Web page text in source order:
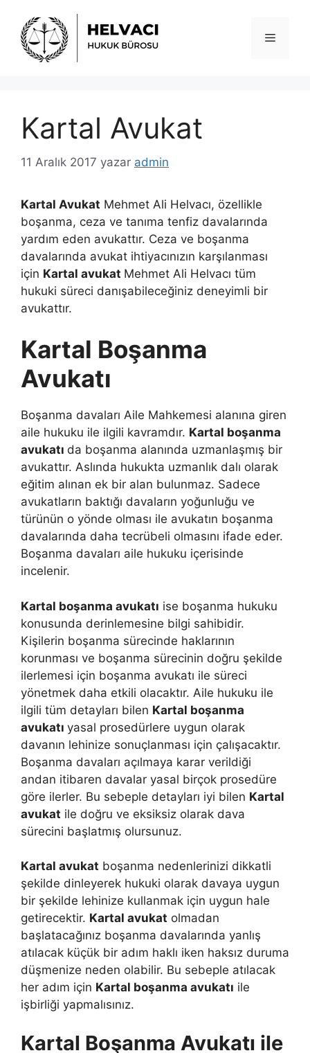
Menü
Kartal Avukat
11 Aralık 2017 yazar admin
Kartal Avukat Mehmet Ali Helvacı, özellikle
boşanma, ceza ve tanıma tenfiz davalarında
yardım eden avukattır. Ceza ve boşanma
davalarında avukat ihtiyacınızın karşılanması
için Kartal avukat Mehmet Ali Helvacı tüm
hukuki süreci danışabileceğiniz deneyimli bir
avukattır.
Kartal Boşanma
Avukatı
Boşanma davaları Aile Mahkemesi alanına giren
aile hukuku ile ilgili kavramdır. Kartal boşanma
avukatı da boşanma alanında uzmanlaşmış bir
avukattır. Aslında hukukta uzmanlık dalı olarak
eğitim alınan ek bir alan bulunmaz. Sadece
avukatların baktığı davaların yoğunluğu ve
türünün o yönde olması ile avukatın boşanma
davalarında daha tecrübeli olmasını ifade eder.
Boşanma davaları aile hukuku içerisinde
incelenir.
Kartal boşanma avukatı ise boşanma hukuku
konusunda derinlemesine bilgi sahibidir.
Kişilerin boşanma sürecinde haklarının
korunması ve boşanma sürecinin doğru şekilde
ilerlemesi için boşanma avukatı ile süreci
yönetmek daha etkili olacaktır. Aile hukuku ile
ilgili tüm detayları bilen Kartal boşanma
avukatı yasal prosedürlere uygun olarak
davanın lehinize sonuçlanması için çalışacaktır.
Boşanma davaları açılmaya karar verildiği
andan itibaren davalar yasal birçok prosedüre
göre ilerler. Bu sebeple detayları iyi bilen Kartal
avukat ile doğru ve eksiksiz olarak dava
sürecini başlatmış olursunuz.
Kartal avukat boşanma nedenlerinizi dikkatli
şekilde dinleyerek hukuki olarak davaya uygun
bir şekilde lehinize kullanmak için uygun hale
getirecektir. Kartal avukat olmadan
başlatacağınız boşanma davalarında yanlış
atılacak küçük bir adım haklı iken haksız duruma
düşmenize neden olabilir. Bu sebeple atılacak
her adım için Kartal boşanma avukatı ile
işbirliği yapmalısınız.
Kartal Boşanma Avukatı ile